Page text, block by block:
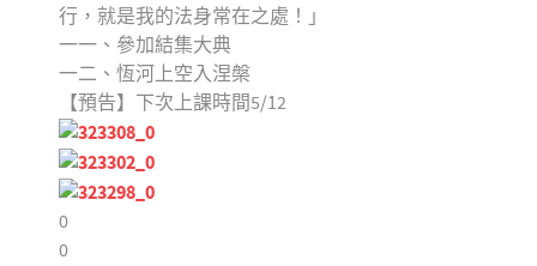
行，就是我的法身常在之處！」
一一、參加結集大典
一二、恆河上空入涅槃
【預告】下次上課時間5/12
0
0